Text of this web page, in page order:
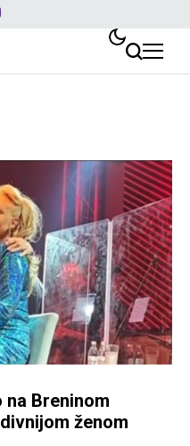
Breninom
ženom